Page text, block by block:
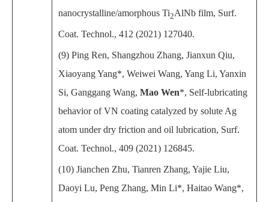
nanocrystalline/amorphous Ti2AlNb film, Surf.
Coat. Technol., 412 (2021) 127040.
(9) Ping Ren, Shangzhou Zhang, Jianxun Qiu,
Xiaoyang Yang*, Weiwei Wang, Yang Li, Yanxin
Si, Ganggang Wang, Mao Wen*, Self-lubricating
behavior of VN coating catalyzed by solute Ag
atom under dry friction and oil lubrication, Surf.
Coat. Technol., 409 (2021) 126845.
(10) Jianchen Zhu, Tianren Zhang, Yajie Liu,
Daoyi Lu, Peng Zhang, Min Li*, Haitao Wang*,